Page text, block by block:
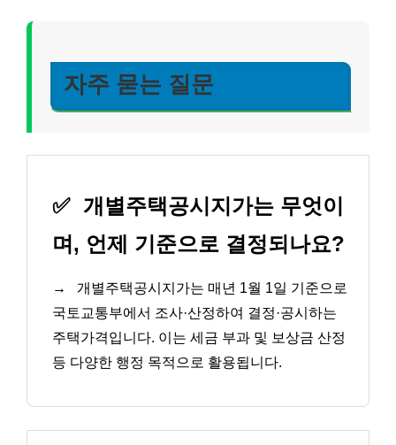
자주 묻는 질문
✅ 개별주택공시지가는 무엇이
며, 언제 기준으로 결정되나요?
→
개별주택공시지가는 매년 1월 1일 기준으로
국토교통부에서 조사·산정하여 결정·공시하는
주택가격입니다. 이는 세금 부과 및 보상금 산정
등 다양한 행정 목적으로 활용됩니다.